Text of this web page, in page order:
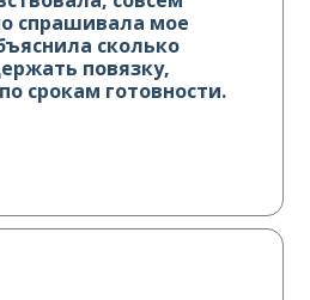
спрашивала мое
сколько
повязку,
срокам готовности.